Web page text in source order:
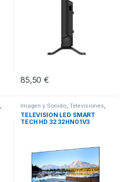
85,50€
, Imagen y Sonido, Televisiones,
TV de 32 pulgadas
TELEVISIÓN LED SMART
TECH HD 32 32HN01V3